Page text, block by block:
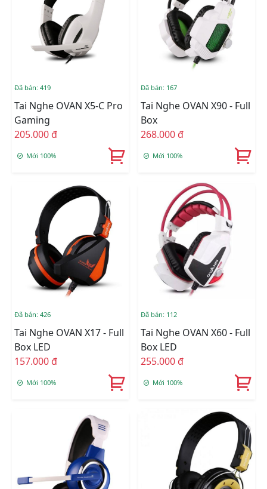
Đã bán: 419
Tai Nghe OVAN X5-C Pro
Gaming
205.000 đ
Mới 100%
Đã bán: 167
Tai Nghe OVAN X90 - Full
Box
268.000 đ
Mới 100%
Đã bán: 426
Tai Nghe OVAN X17 - Full
Box LED
157.000 đ
Mới 100%
Đã bán: 112
Tai Nghe OVAN X60 - Full
Box LED
255.000 đ
Mới 100%